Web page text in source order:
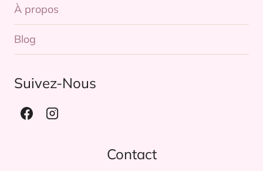
À propos
Blog
Suivez-Nous
Contact